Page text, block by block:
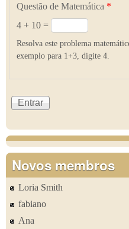
Questão de Matemática *
4 + 10 =
Resolva este problema
exemplo para 1+3, digite 4.
Novos membros
Loria Smith
fabiano
Ana